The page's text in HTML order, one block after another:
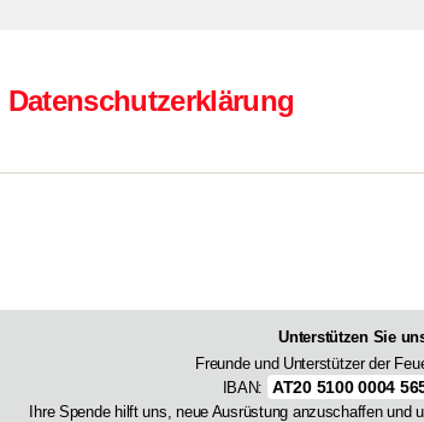
Datenschutzerklärung
Unterstützen Sie
Freunde und Unterstützer der
IBAN: AT20 5100 0004
Ihre Spende hilft uns, neue Ausrüstung anzuschaffen und